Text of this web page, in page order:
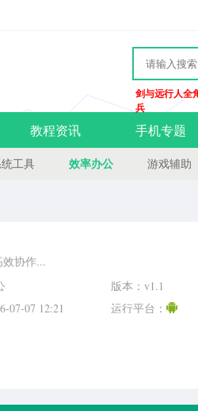
剑与远行人全
兵
教程资讯 手机专题
工具 效率办公 游戏辅助
协作...
版本：v1.1
07-07 12:21 运行平台：